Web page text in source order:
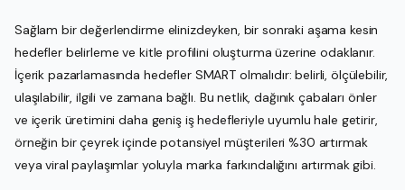
Sağlam bir değerlendirme elinizdeyken, bir sonraki aşama kesin
hedefler belirleme ve kitle profilini oluşturma üzerine odaklanır.
İçerik pazarlamasında hedefler SMART olmalıdır: belirli, ölçülebilir,
ulaşılabilir, ilgili ve zamana bağlı. Bu netlik, dağınık çabaları önler
ve içerik üretimini daha geniş iş hedefleriyle uyumlu hale getirir,
örneğin bir çeyrek içinde potansiyel müşterileri %30 artırmak
veya viral paylaşımlar yoluyla marka farkındalığını artırmak gibi.